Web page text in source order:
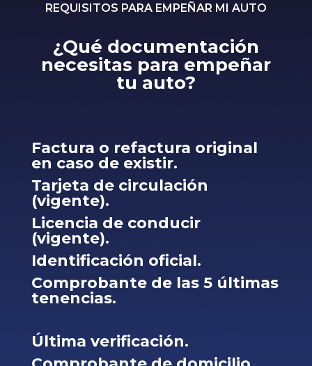
REQUISITOS PARA EMPEÑAR MI AUTO
¿Qué documentación
necesitas para empeñar
tu auto?
Factura o refactura original
en caso de existir.
Tarjeta de circulación
(vigente).
Licencia de conducir
(vigente).
Identificación oficial.
Comprobante de las 5 últimas
tenencias.
Última verificación.